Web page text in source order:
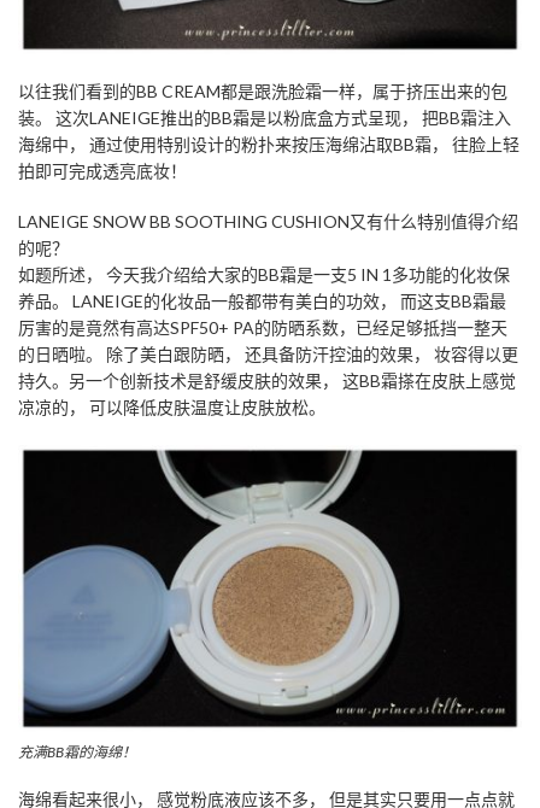
以往我们看到的BB CREAM都是跟洗脸霜一样，属于挤压出来的包
装。 这次LANEIGE推出的BB霜是以粉底盒方式呈现， 把BB霜注入
海绵中， 通过使用特别设计的粉扑来按压海绵沾取BB霜， 往脸上轻
拍即可完成透亮底妆！
LANEIGE SNOW BB SOOTHING CUSHION又有什么特别值得介绍
的呢？
如题所述， 今天我介绍给大家的BB霜是一支5 IN 1多功能的化妆保
养品。 LANEIGE的化妆品一般都带有美白的功效， 而这支BB霜最
厉害的是竟然有高达SPF50+ PA的防晒系数，已经足够抵挡一整天
的日晒啦。 除了美白跟防晒， 还具备防汗控油的效果， 妆容得以更
持久。另一个创新技术是舒缓皮肤的效果， 这BB霜搽在皮肤上感觉
凉凉的， 可以降低皮肤温度让皮肤放松。
充满BB霜的海绵！
海绵看起来很小， 感觉粉底液应该不多， 但是其实只要用一点点就